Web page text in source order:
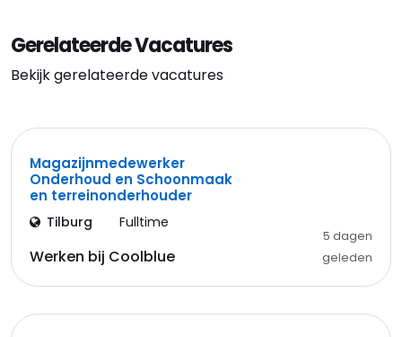
Gerelateerde Vacatures
Bekijk gerelateerde vacatures
Magazijnmedewerker
Onderhoud en Schoonmaak
en terreinonderhouder
Tilburg Fulltime
Werken bij Coolblue
5 dagen
geleden